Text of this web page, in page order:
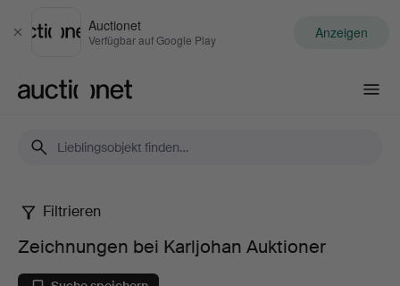
Schließen
Auctionet
Verfügbar auf Google Play Anzeigen
Zeichnungen
bei
Filtrieren
Zeichnungen bei Karljohan Auktioner